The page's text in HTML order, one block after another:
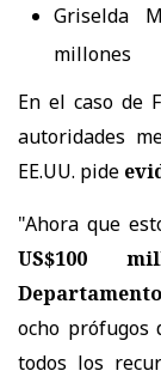
Griselda
millones
En el caso de
autoridades
EE.UU. pide
"Ahora que
US$100
ocho prófugos
todos los